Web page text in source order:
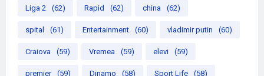
Liga 2 (62) Rapid (62) china (62)
spital (61) Entertainment (60) vladimir putin (60)
Craiova (59) Vremea (59) elevi (59)
premier (59) Dinamo (58) Sport Life (58)